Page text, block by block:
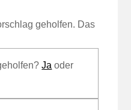
geholfen. Das
Ja oder